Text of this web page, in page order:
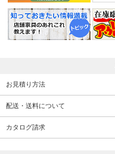
お見積り方法
配送・送料について
カタログ請求